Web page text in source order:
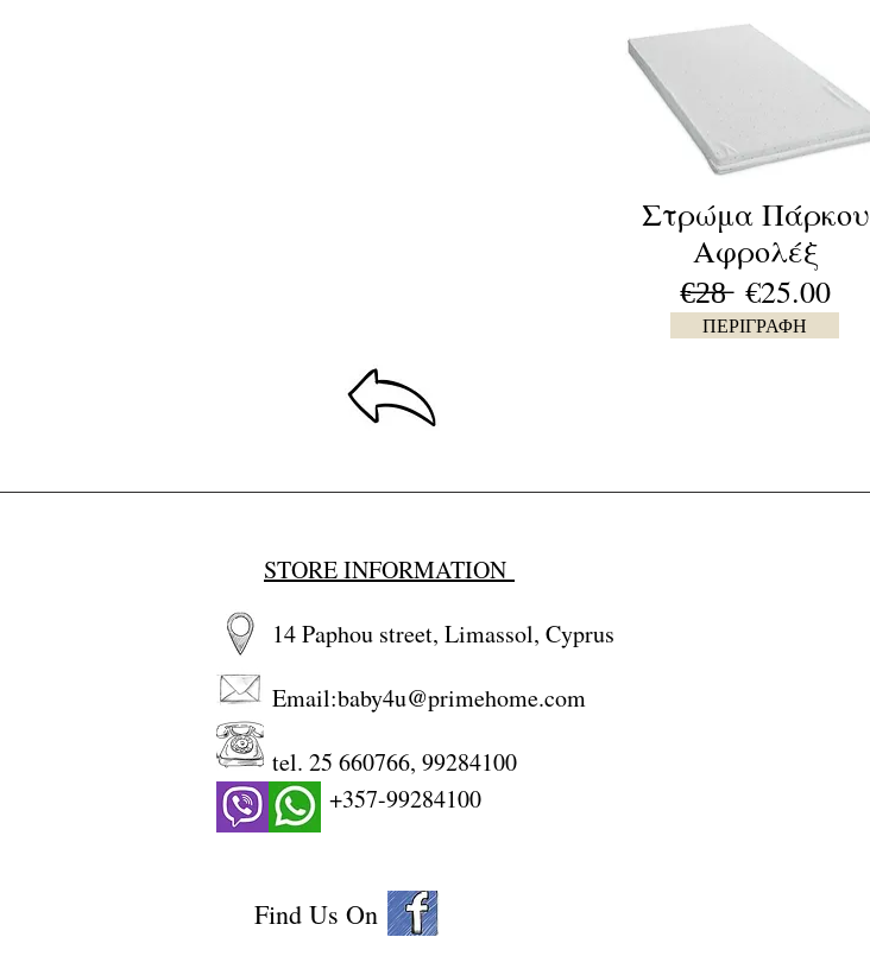
Στρώμα Πάρκου
Αφρολέξ
€̶2̶8̶ €25.00
ΠΕΡΙΓΡΑΦΗ
STORE INFORMATION
14 Paphou street, Limassol, Cyprus
Email:baby4u@primehome.com
tel. 25 660766, 99284100
+357-99284100
Find Us On